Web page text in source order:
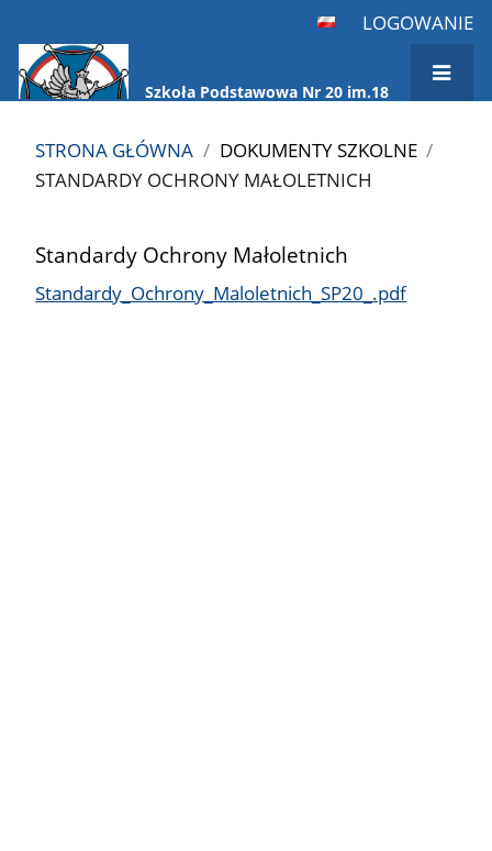
LOGOWANIE
Szkoła Podstawowa Nr 20 im.18
STRONA GŁÓWNA / DOKUMENTY SZKOLNE /
STANDARDY OCHRONY MAŁOLETNICH
Standardy
Ochrony
Małoletnich
Standardy Ochrony Małoletnich
Standardy_Ochrony_Maloletnich_SP20_.pdf